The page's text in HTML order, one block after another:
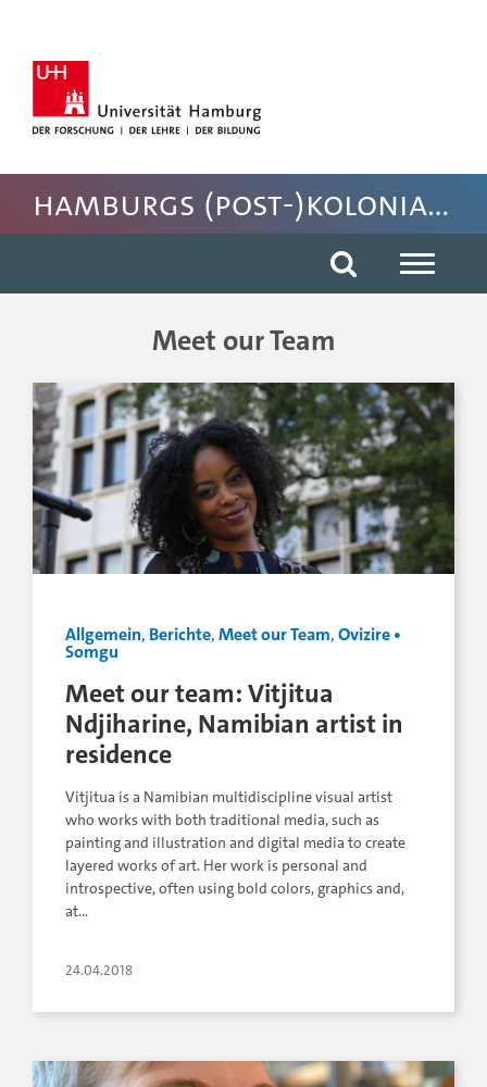
Fussbereich der Seite anspringen
Hamburgs (post-)koloniales Erbe
Meet our Team
Allgemein, Berichte,Meet our Team,Ovizire •
Somgu
Meet our team: Vitjitua
Ndjiharine, Namibian artist in
residence
Vitjitua is a Namibian multidiscipline visual artist
who works with both traditional media, such as
painting and illustration and digital media to create
layered works of art. Her work is personal and
introspective, often using bold colors, graphics and,
at…
24.04.2018